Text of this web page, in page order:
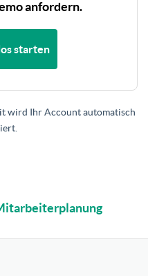
anfordern.
starten
wird Ihr Account automatisch